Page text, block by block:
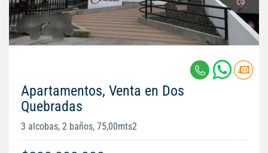
Apartamentos, Venta en Dos
Quebradas
3 alcobas, 2 baños, 75,00mts2